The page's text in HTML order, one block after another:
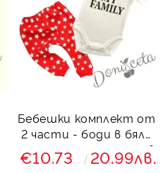
Бебешки комплект от
2 части - боди в бяло
с надпис и панталон в
червено на звези
€10.73 20.99лв.